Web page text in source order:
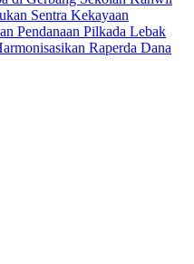
Sentra Kekayaan
Pendanaan Pilkada Lebak
Raperda Dana